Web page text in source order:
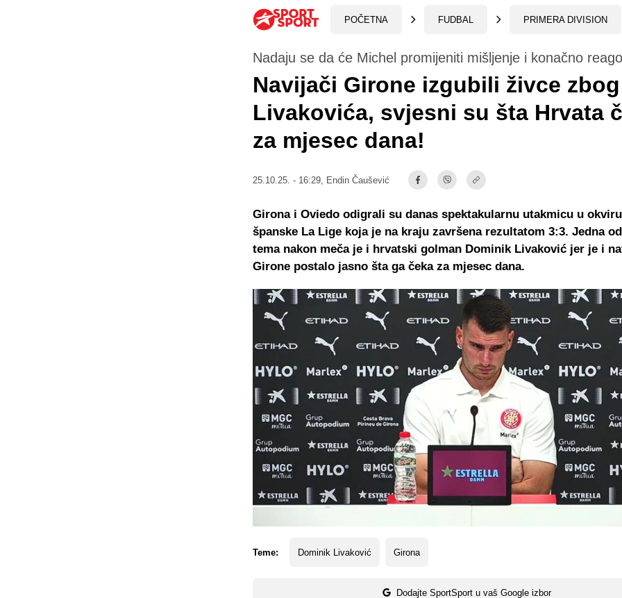
POČETNA FUDBAL PRIMERA DIVISION
Nadaju se da će Michel promijeniti mišljenje i konačno
Navijači Girone izgubili živce zbog
Livakovića, svjesni su šta Hrvata
za mjesec dana!
25.10.25. - 16:29, Endin Čaušević
Teme: Dominik Livaković Girona
Dodajte SportSport u vaš Google izbor
Girona i Oviedo odigrali su danas spektakularnu utakmicu u
španske La Lige koja je na kraju završena rezultatom 3:3. Jedna
tema nakon meča je i hrvatski golman Dominik Livaković jer je i
Girone postalo jasno šta ga čeka za mjesec dana.